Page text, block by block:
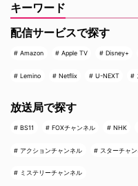
キーワード
配信サービスで探す
Amazon Apple TV Disney+
Lemino Netflix U-NEXT
放送局で探す
BS11 FOXチャンネル NHK
アクションチャンネル スターチャ
ミステリーチャンネル